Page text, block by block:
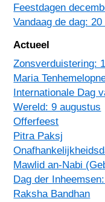
Feestdagen
Vandaag de dag:
Actueel
Zonsverduistering:
Maria
Internationale Dag
Wereld: 9 augustus
Offerfeest
Pitra Paksj
Mawlid an-Nabi
Dag der
Raksha Bandhan